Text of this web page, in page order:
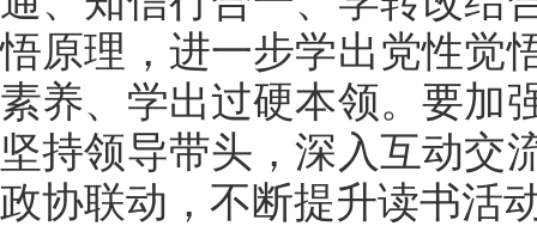
悟原理，进一步学出党性觉
素养、学出过硬本领。要加
坚持领导带头，深入互动交
政协联动，不断提升读书活